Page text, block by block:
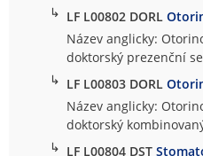
↳ LF L00802 DORL
Název anglicky:
doktorský prezenční
↳ LF L00803 DORL
Název anglicky:
doktorský
↳ LF L00804 DST